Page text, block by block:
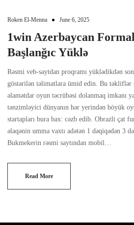
Community
Blog
Forums
Meetups
Roken El-Menna June 6, 2025
1win Azerbaycan
Başlanğıc Yüklə
Rəsmi veb-saytdan proqramı yüklədikdən
göstərilən təlimatlara ümid edin. Bu təkliflər
əlamətdar oyun təcrübəsi dolanmaq imkanı
tənzimləyici dünyanın hər yerindən böyük
startapları bura bax: cəzb edib. Obrazli çat
əlaqənin umma vaxtı adətən 1 dəqiqədən 3
Bukmekerin rəsmi saytından mobil…
Read More